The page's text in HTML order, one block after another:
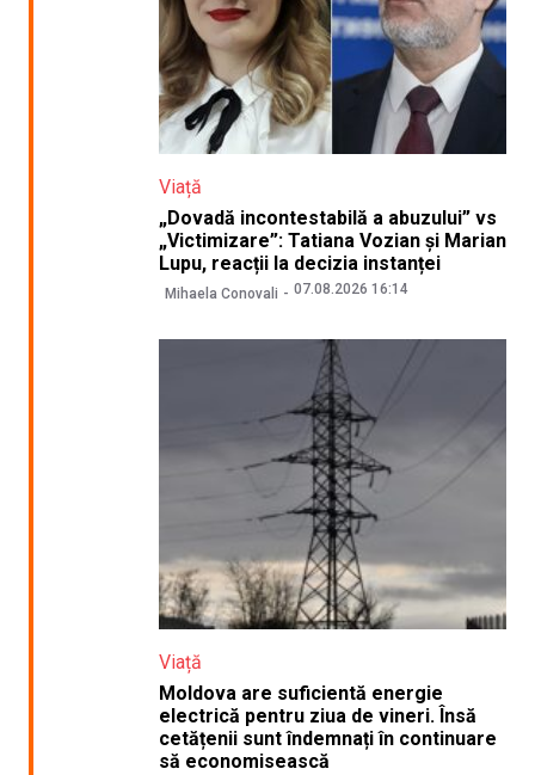
Viață
„Dovadă incontestabilă a abuzului” vs
„Victimizare”: Tatiana Vozian și Marian
Lupu, reacții la decizia instanței
Mihaela Conovali 07.08.2026 16:14
Viață
Moldova are suficientă energie
electrică pentru ziua de vineri. Însă
cetățenii sunt îndemnați în continuare
să economisească